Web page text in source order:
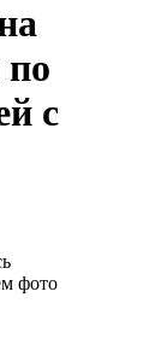
с
фото